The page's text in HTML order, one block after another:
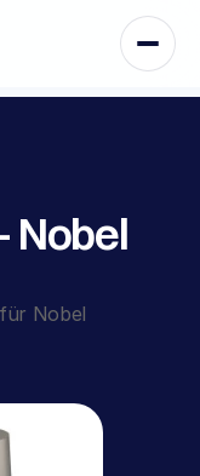
Nobel
Nobel